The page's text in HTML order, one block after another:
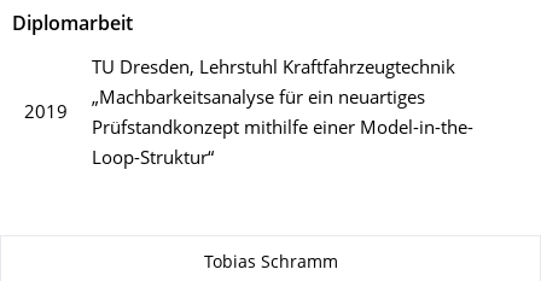
Diplomarbeit
2019
TU Dresden, Lehrstuhl Kraftfahrzeugtechnik
„Machbarkeitsanalyse für ein neuartiges
Prüfstandkonzept mithilfe einer Model-in-the-
Loop-Struktur“
Tobias Schramm